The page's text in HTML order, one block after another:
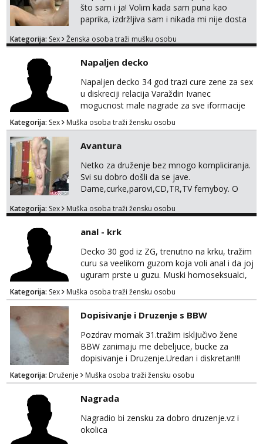
što sam i ja! Volim kada sam puna kao
paprika, izdržljiva sam i nikada mi nije dosta
bilo kad i bilo gdje zato se javi što prije da
tamo, cekam te!
Kategorija: Sex Ženska osoba traži mušku osobu
Napaljen decko
Napaljen decko 34 god trazi cure zene za sex
u diskreciji relacija Varaždin Ivanec
mogucnost male nagrade za sve iformacije
pisite na broj 098819637 pusa
Kategorija: Sex Muška osoba traži žensku osobu
Avantura
Netko za druženje bez mnogo kompliciranja.
Svi su dobro došli da se jave.
Dame,curke,parovi,CD,TR,TV femyboy. O
nemam ali ako smo za druženje možemo
Kategorija: Sex Muška osoba traži žensku osobu
anal - krk
Decko 30 god iz ZG, trenutno na krku, tražim
curu sa veelikom guzom koja voli anal i da joj
uguram prste u guzu. Muski homoseksualci,
parovi i transiči odjebite, ne zanimate me. Bilo
kakva placanja opcenito (gotovina) ili
unaprijed (aircash, paysafecard, bonovi) ne
dolaze u obzir. Javit se prvo porukom na
whatsapp 0958048882.
Kategorija: Sex Muška osoba traži žensku osobu
Dopisivanje i Druzenje s BBW
Pozdrav momak 31.tražim isključivo žene
BBW zanimaju me debeljuce, bucke za
dopisivanje i Druzenje.Uredan i diskretan!!!
Kategorija: Druženje Muška osoba traži žensku osobu
Nagrada
Nagradio bi zensku za dobro druzenje.vz i
okolica